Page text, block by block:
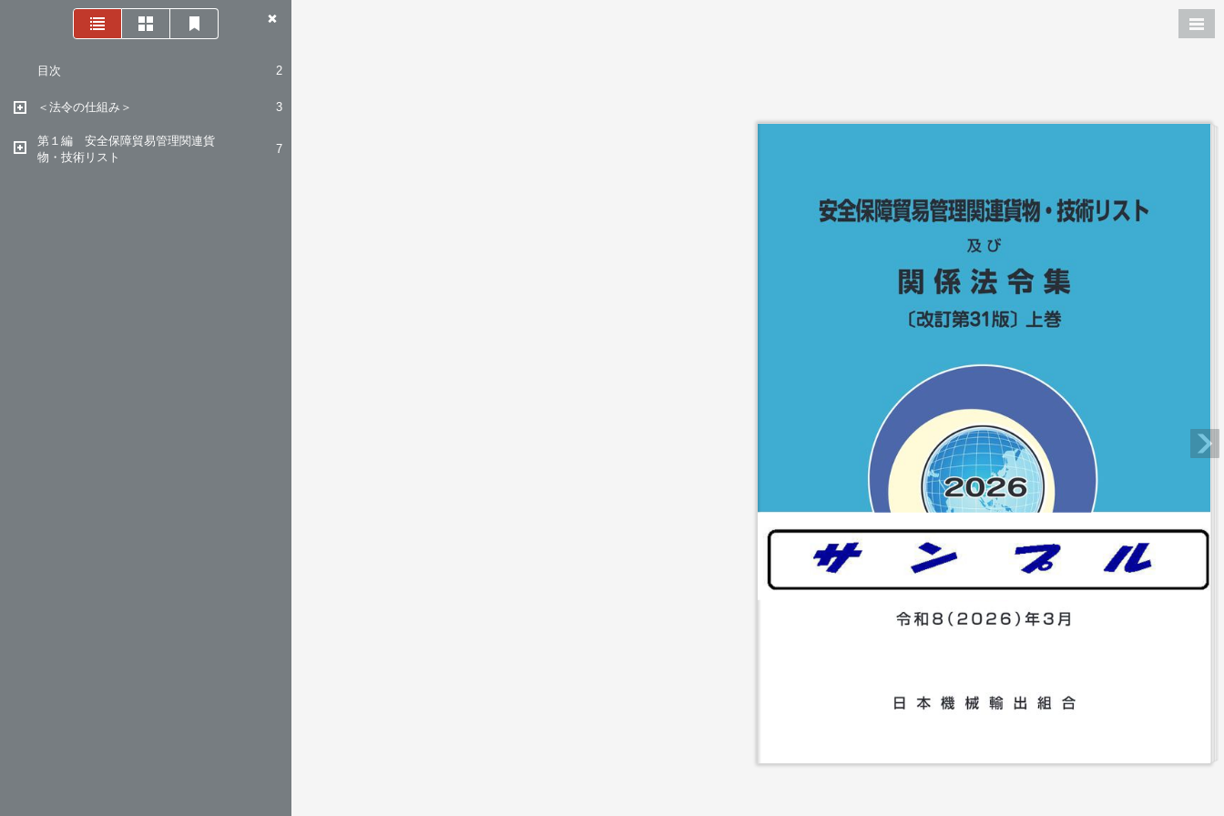
目次 2
＜法令の仕組み＞ 3
第１編 安全保障貿易管理関連貨
物・技術リスト
7